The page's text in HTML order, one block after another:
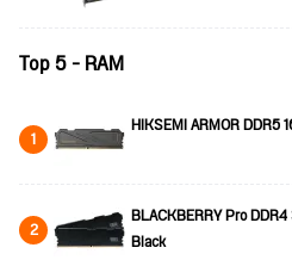
Top 5 - RAM
1 HIKSEMI ARMOR DDR5
2
BLACKBERRY Pro
Black